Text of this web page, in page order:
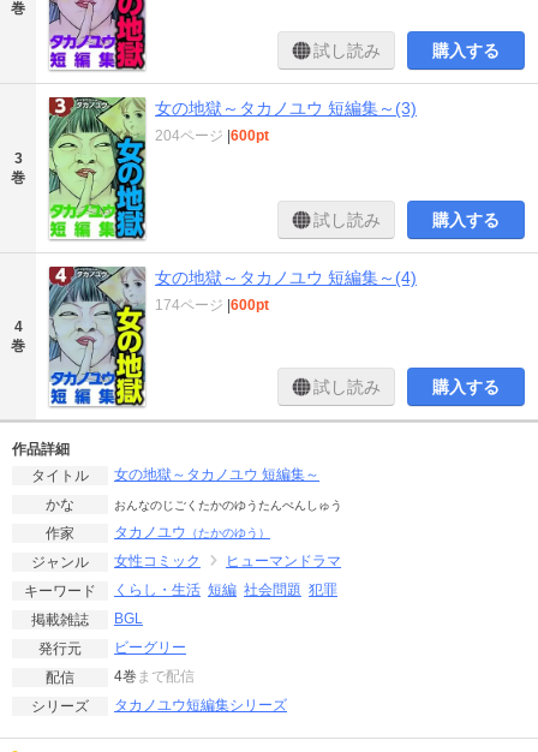
巻
試し読み 購入する
3
巻
女の地獄～タカノユウ 短編集～(3)
204ページ |600pt
試し読み 購入する
4
巻
女の地獄～タカノユウ 短編集～(4)
174ページ |600pt
試し読み 購入する
作品詳細
タイトル
女の地獄～タカノユウ 短編集～
かな
おんなのじごくたかのゆうたんぺんしゅう
作家 タカノユウ （たかのゆう）
ジャンル 女性コミック
ヒューマンドラマ
キーワード
くらし・生活 短編 社会問題 犯罪
掲載雑誌
BGL
発行元
ビーグリー
配信
4巻 まで配信
シリーズ
タカノユウ短編集シリーズ